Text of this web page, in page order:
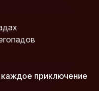
приключение